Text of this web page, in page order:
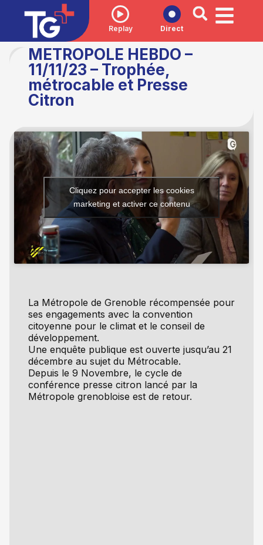
Replay Direct
METROPOLE HEBDO –
11/11/23 – Trophée,
métrocable et Presse
Citron
La Métropole de Grenoble récompensée pour
ses engagements avec la convention
citoyenne pour le climat et le conseil de
développement.
Une enquête publique est ouverte jusqu’au 21
décembre au sujet du Métrocable.
Depuis le 9 Novembre, le cycle de
conférence presse citron lancé par la
Métropole grenobloise est de retour.
Cliquez pour accepter les cookies
marketing et activer ce contenu